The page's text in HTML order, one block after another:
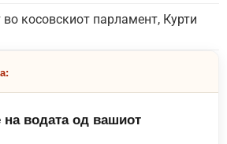
косовскиот парламент, Курти
водата од вашиот